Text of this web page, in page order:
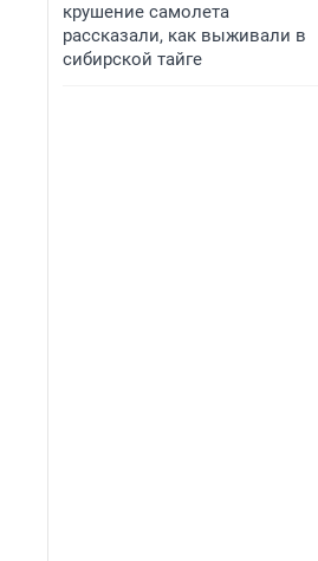
крушение самолета
рассказали, как выживали в
сибирской тайге